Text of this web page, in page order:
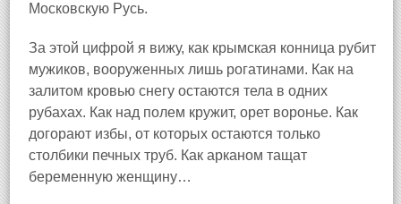
Московскую Русь.
За этой цифрой я вижу, как крымская конница рубит
мужиков, вооруженных лишь рогатинами. Как на
залитом кровью снегу остаются тела в одних
рубахах. Как над полем кружит, орет воронье. Как
догорают избы, от которых остаются только
столбики печных труб. Как арканом тащат
беременную женщину…